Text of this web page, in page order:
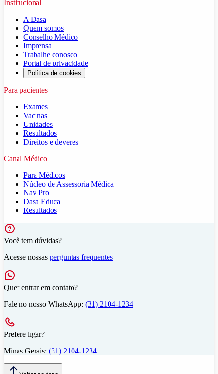
Institucional
A Dasa
Quem somos
Conselho Médico
Imprensa
Trabalhe conosco
Portal de privacidade
Política de cookies
Para pacientes
Exames
Vacinas
Unidades
Resultados
Direitos e deveres
Canal Médico
Para Médicos
Núcleo de Assessoria Médica
Nav Pro
Dasa Educa
Resultados
Você tem dúvidas?
Acesse nossas perguntas frequentes
Quer entrar em contato?
Fale no nosso WhatsApp: (31) 2104-1234
Prefere ligar?
Minas Gerais: (31) 2104-1234